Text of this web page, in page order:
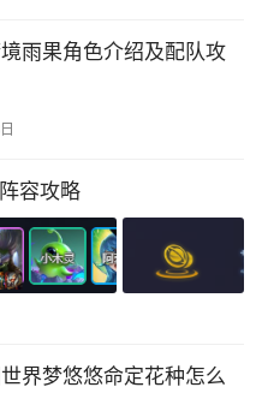
雨果角色介绍及配队攻
容攻略
界梦悠悠命定花种怎么